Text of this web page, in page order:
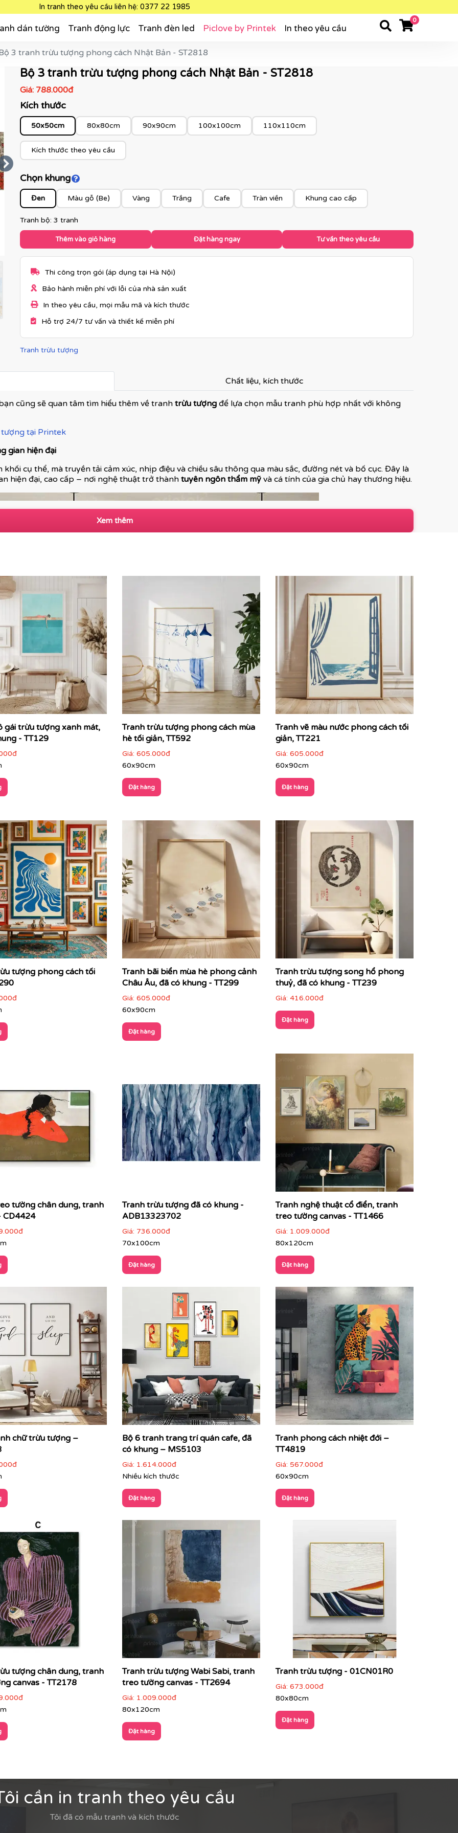
In tranh theo yêu cầu liên hệ: 0377 22 1985
dán tường Tranh động lực Tranh đèn led Piclove by Printek In theo yêu cầu
0
3 tranh trừu tượng phong cách Nhật Bản - ST2818
Bộ 3 tranh trừu tượng phong cách Nhật Bản - ST2818
Giá: 788.000đ
Kích thước
50x50cm 80x80cm 90x90cm 100x100cm 110x110cm
Kích thước theo yêu cầu
Chọn khungClick để xem màu khung
Đen Màu gỗ (Be) Vàng Trắng Cafe Tràn viền Khung cao cấp
Tranh bộ: 3 tranh
Thêm vào giỏ hàng Đặt hàng ngay Tư vấn theo yêu cầu
Thi công trọn gói (áp dụng tại Hà Nội)
Bảo hành miễn phí với lỗi của nhà sản xuất
In theo yêu cầu, mọi mẫu mã và kích thước
Hỗ trợ 24/7 tư vấn và thiết kế miễn phí
Tranh trừu tượng
Chất liệu, kích thước
cũng sẽ quan tâm tìm hiểu thêm về tranh trừu tượng để lựa chọn mẫu tranh phù hợp nhất với không
tại Printek
gian hiện đại
cụ thể, mà truyền tải cảm xúc, nhịp điệu và chiều sâu thông qua màu sắc, đường nét và bố cục. Đây là
hiện đại, cao cấp – nơi nghệ thuật trở thành tuyên ngôn thẩm mỹ và cá tính của gia chủ hay thương hiệu.
quy tắc mô tả
ngay từ cái nhìn đầu tiên
kích thước
cách riêng
gian:
điểm nhấn trung tâm
Xem thêm
gái trừu tượng xanh mát,
- TT129
Tranh trừu tượng phong cách mùa
hè tối giản, TT592
Giá: 605.000đ
60x90cm
Đặt hàng
Tranh vẽ màu nước phong cách tối
giản, TT221
Giá: 605.000đ
60x90cm
Đặt hàng
tượng phong cách tối
Tranh bãi biển mùa hè phong cảnh
Châu Âu, đã có khung - TT299
Giá: 605.000đ
60x90cm
Đặt hàng
Tranh trừu tượng song hổ phong
thuỷ, đã có khung - TT239
Giá: 416.000đ
Đặt hàng
tường chân dung, tranh
CD4424
Tranh trừu tượng đã có khung -
ADB13323702
Giá: 736.000đ
70x100cm
Đặt hàng
Tranh nghệ thuật cổ điển, tranh
treo tường canvas - TT1466
Giá: 1.009.000đ
80x120cm
Đặt hàng
chữ trừu tượng –
Bộ 6 tranh trang trí quán cafe, đã
có khung – MS5103
Giá: 1.614.000đ
Nhiều kích thước
Đặt hàng
Tranh phong cách nhiệt đới –
TT4819
Giá: 567.000đ
60x90cm
Đặt hàng
tượng chân dung, tranh
canvas - TT2178
Tranh trừu tượng Wabi Sabi, tranh
treo tường canvas - TT2694
Giá: 1.009.000đ
80x120cm
Đặt hàng
Tranh trừu tượng - 01CN01R0
Giá: 673.000đ
80x80cm
Đặt hàng
cần in tranh theo yêu cầu
Tôi đã có mẫu tranh và kích thước